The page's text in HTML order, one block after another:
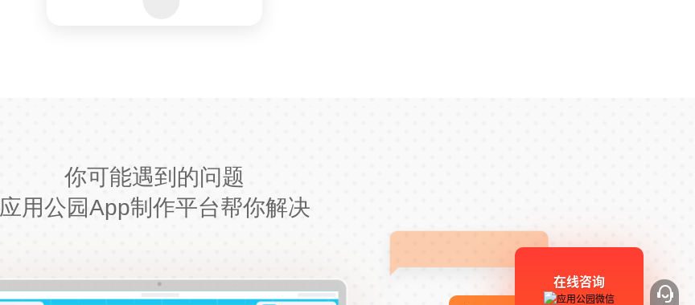
你可能遇到的问题
应用公园App制作平台帮你解决
在线咨询